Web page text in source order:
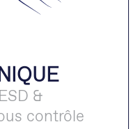
&
contrôle